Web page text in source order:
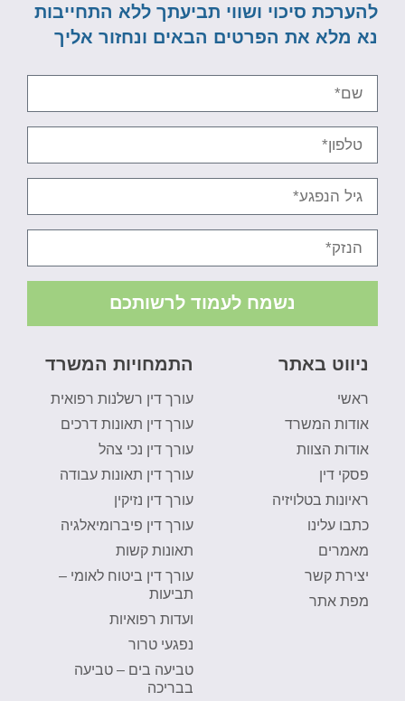
להערכת סיכוי ושווי תביעתך ללא התחייבות
נא מלא את הפרטים הבאים ונחזור אליך
נשמח לעמוד לרשותכם
ניווט באתר
ראשי
אודות המשרד
אודות הצוות
פסקי דין
ראיונות בטלויזיה
כתבו עלינו
מאמרים
יצירת קשר
מפת אתר
התמחויות המשרד
עורך דין רשלנות רפואית
עורך דין תאונות דרכים
עורך דין נכי צהל
עורך דין תאונות עבודה
עורך דין נזיקין
עורך דין פיברומיאלגיה
תאונות קשות
עורך דין ביטוח לאומי –
תביעות
ועדות רפואיות
נפגעי טרור
טביעה בים – טביעה
בבריכה